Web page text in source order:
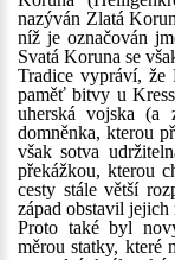
nazýván Zlatá
níž je označován
Svatá Koruna se
Tradice vypráví, že
paměť bitvy u
uherská vojska (a
domněnka, kterou
však sotva
překážkou, kterou
cesty stále větší
západ obstavil jejich
Proto také byl
měrou statky, které